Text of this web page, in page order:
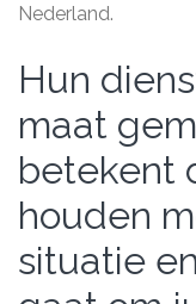
Nederland.
Hun
maat
betekent
houden
situatie